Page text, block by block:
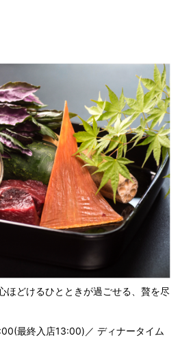
ほどけるひとときが過ごせる、贅を尽
最終入店13:00)／ ディナータイム